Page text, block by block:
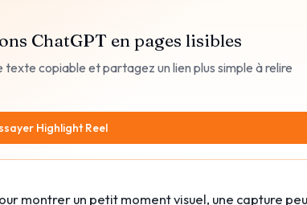
ChatGPT en pages lisibles
copiable et partagez un lien plus simple à relire
Highlight Reel
montrer un petit moment visuel, une capture